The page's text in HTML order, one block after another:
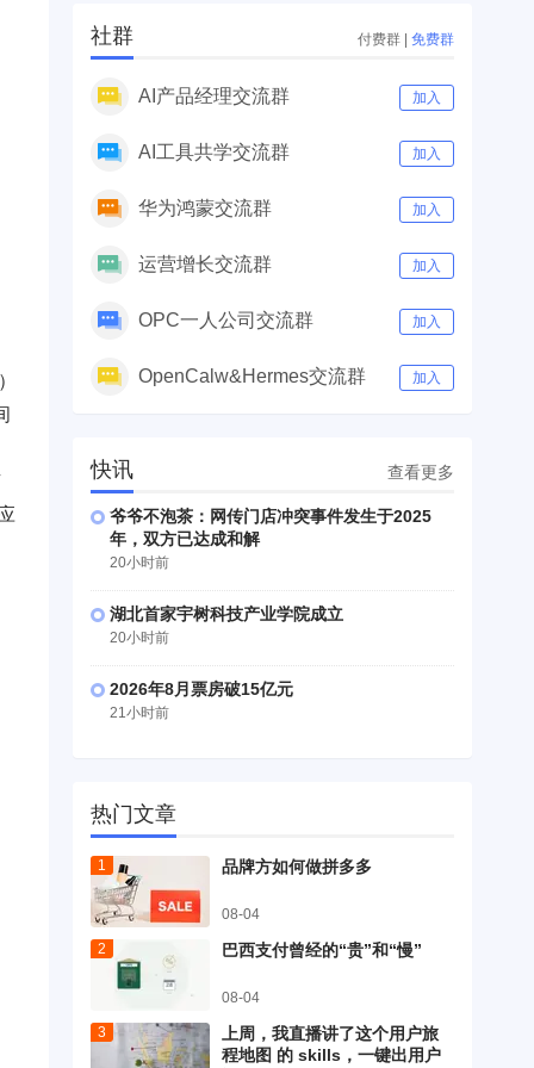
社群 付费群 | 免费群
AI产品经理交流群 加入
AI工具共学交流群 加入
华为鸿蒙交流群 加入
运营增长交流群 加入
OPC一人公司交流群 加入
OpenCalw&Hermes交流群 加入
快讯 查看更多
爷爷不泡茶：网传门店冲突事件发生于2025
年，双方已达成和解
20小时前
湖北首家宇树科技产业学院成立
20小时前
2026年8月票房破15亿元
21小时前
热门文章
品牌方如何做拼多多
08-04
巴西支付曾经的“贵”和“慢”
08-04
上周，我直播讲了这个用户旅
程地图 的 skills，一键出用户